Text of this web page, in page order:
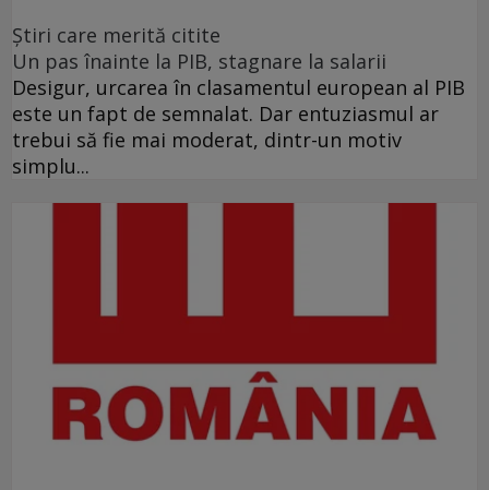
Ştiri care merită citite
Un pas înainte la PIB, stagnare la salarii
Desigur, urcarea în clasamentul european al PIB
este un fapt de semnalat. Dar entuziasmul ar
trebui să fie mai moderat, dintr-un motiv
simplu...